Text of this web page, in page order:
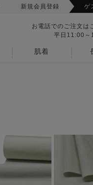
新規会員登録 ゲ
お電話でのご注文は
平日11:00～
肌着